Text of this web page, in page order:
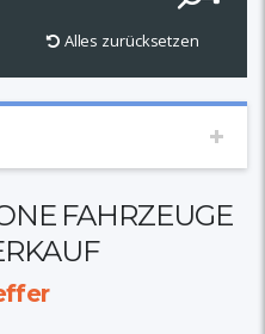
Alles zurücksetzen
FAHRZEUGE